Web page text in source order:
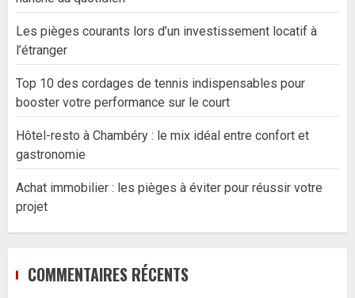
Les pièges courants lors d’un investissement locatif à
l’étranger
Top 10 des cordages de tennis indispensables pour
booster votre performance sur le court
Hôtel-resto à Chambéry : le mix idéal entre confort et
gastronomie
Achat immobilier : les pièges à éviter pour réussir votre
projet
COMMENTAIRES RÉCENTS